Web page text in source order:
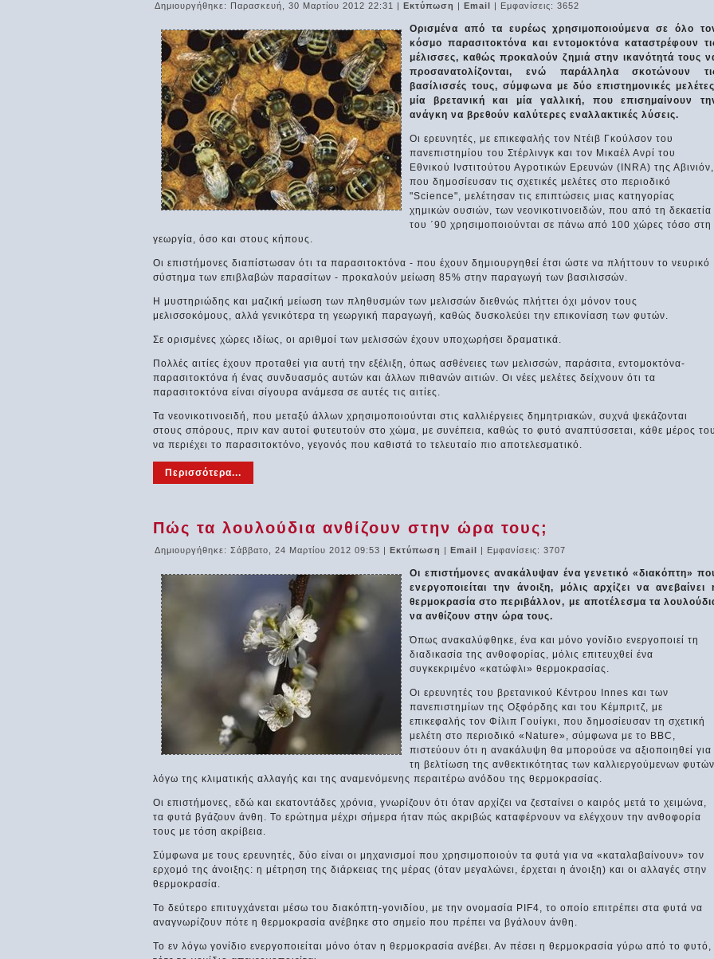
Δημιουργήθηκε: Παρασκευή, 30 Μαρτίου 2012 22:31 | Εκτύπωση | Email | Εμφανίσεις: 3652
Ορισμένα από τα ευρέως χρησιμοποιούμενα σε όλο
κόσμο παρασιτοκτόνα και εντομοκτόνα καταστρέφουν
μέλισσες, καθώς προκαλούν ζημιά στην ικανότητά τους
προσανατολίζονται, ενώ παράλληλα σκοτώνουν
βασίλισσές τους, σύμφωνα με δύο επιστημονικές
μία βρετανική και μία γαλλική, που επισημαίνουν
ανάγκη να βρεθούν καλύτερες εναλλακτικές λύσεις.
Οι ερευνητές, με επικεφαλής τον Ντέιβ Γκούλσον του
πανεπιστημίου του Στέρλινγκ και τον Μικαέλ Ανρί του
Εθνικού Ινστιτούτου Αγροτικών Ερευνών (INRA) της Αβινιόν,
που δημοσίευσαν τις σχετικές μελέτες στο περιοδικό
"Science", μελέτησαν τις επιπτώσεις μιας κατηγορίας
χημικών ουσιών, των νεονικοτινοειδών, που από τη δεκαετία
του ΄90 χρησιμοποιούνται σε πάνω από 100 χώρες τόσο στη
γεωργία, όσο και στους κήπους.
Οι επιστήμονες διαπίστωσαν ότι τα παρασιτοκτόνα - που έχουν δημιουργηθεί έτσι ώστε να πλήττουν το νευρικό
σύστημα των επιβλαβών παρασίτων - προκαλούν μείωση 85% στην παραγωγή των βασιλισσών.
Η μυστηριώδης και μαζική μείωση των πληθυσμών των μελισσών διεθνώς πλήττει όχι μόνον τους
μελισσοκόμους, αλλά γενικότερα τη γεωργική παραγωγή, καθώς δυσκολεύει την επικονίαση των φυτών.
Σε ορισμένες χώρες ιδίως, οι αριθμοί των μελισσών έχουν υποχωρήσει δραματικά.
Πολλές αιτίες έχουν προταθεί για αυτή την εξέλιξη, όπως ασθένειες των μελισσών, παράσιτα, εντομοκτόνα-
παρασιτοκτόνα ή ένας συνδυασμός αυτών και άλλων πιθανών αιτιών. Οι νέες μελέτες δείχνουν ότι τα
παρασιτοκτόνα είναι σίγουρα ανάμεσα σε αυτές τις αιτίες.
Τα νεονικοτινοειδή, που μεταξύ άλλων χρησιμοποιούνται στις καλλιέργειες δημητριακών, συχνά ψεκάζονται
στους σπόρους, πριν καν αυτοί φυτευτούν στο χώμα, με συνέπεια, καθώς το φυτό αναπτύσσεται, κάθε μέρος
να περιέχει το παρασιτοκτόνο, γεγονός που καθιστά το τελευταίο πιο αποτελεσματικό.
Περισσότερα...
Πώς τα λουλούδια ανθίζουν στην ώρα τους;
Δημιουργήθηκε: Σάββατο, 24 Μαρτίου 2012 09:53 | Εκτύπωση | Email | Εμφανίσεις: 3707
Οι επιστήμονες ανακάλυψαν ένα γενετικό «διακόπτη»
ενεργοποιείται την άνοιξη, μόλις αρχίζει να ανεβαίνει
θερμοκρασία στο περιβάλλον, με αποτέλεσμα τα
να ανθίζουν στην ώρα τους.
Όπως ανακαλύφθηκε, ένα και μόνο γονίδιο ενεργοποιεί τη
διαδικασία της ανθοφορίας, μόλις επιτευχθεί ένα
συγκεκριμένο «κατώφλι» θερμοκρασίας.
Οι ερευνητές του βρετανικού Κέντρου Innes και των
πανεπιστημίων της Οξφόρδης και του Κέμπριτζ, με
επικεφαλής τον Φίλιπ Γουίγκι, που δημοσίευσαν τη σχετική
μελέτη στο περιοδικό «Nature», σύμφωνα με το BBC,
πιστεύουν ότι η ανακάλυψη θα μπορούσε να αξιοποιηθεί για
τη βελτίωση της ανθεκτικότητας των καλλιεργούμενων φυτών
λόγω της κλιματικής αλλαγής και της αναμενόμενης περαιτέρω ανόδου της θερμοκρασίας.
Οι επιστήμονες, εδώ και εκατοντάδες χρόνια, γνωρίζουν ότι όταν αρχίζει να ζεσταίνει ο καιρός μετά το χειμώνα,
τα φυτά βγάζουν άνθη. Το ερώτημα μέχρι σήμερα ήταν πώς ακριβώς καταφέρνουν να ελέγχουν την ανθοφορία
τους με τόση ακρίβεια.
Σύμφωνα με τους ερευνητές, δύο είναι οι μηχανισμοί που χρησιμοποιούν τα φυτά για να «καταλαβαίνουν» τον
ερχομό της άνοιξης: η μέτρηση της διάρκειας της μέρας (όταν μεγαλώνει, έρχεται η άνοιξη) και οι αλλαγές στην
θερμοκρασία.
Το δεύτερο επιτυγχάνεται μέσω του διακόπτη-γονιδίου, με την ονομασία PIF4, το οποίο επιτρέπει στα φυτά να
αναγνωρίζουν πότε η θερμοκρασία ανέβηκε στο σημείο που πρέπει να βγάλουν άνθη.
Το εν λόγω γονίδιο ενεργοποιείται μόνο όταν η θερμοκρασία ανέβει. Αν πέσει η θερμοκρασία γύρω από το φυτό,